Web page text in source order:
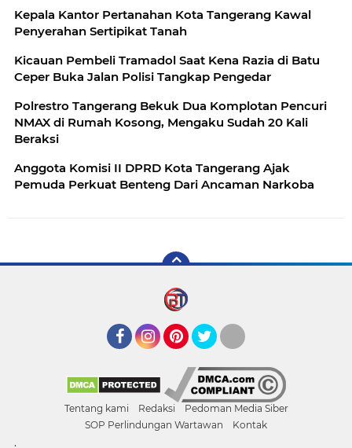
Kepala Kantor Pertanahan Kota Tangerang Kawal
Penyerahan Sertipikat Tanah
Kicauan Pembeli Tramadol Saat Kena Razia di Batu
Ceper Buka Jalan Polisi Tangkap Pengedar
Polrestro Tangerang Bekuk Dua Komplotan Pencuri
NMAX di Rumah Kosong, Mengaku Sudah 20 Kali
Beraksi
Anggota Komisi II DPRD Kota Tangerang Ajak
Pemuda Perkuat Benteng Dari Ancaman Narkoba
Tentang kami Redaksi
Pedoman Media Siber
SOP Perlindungan Wartawan
Kontak
.